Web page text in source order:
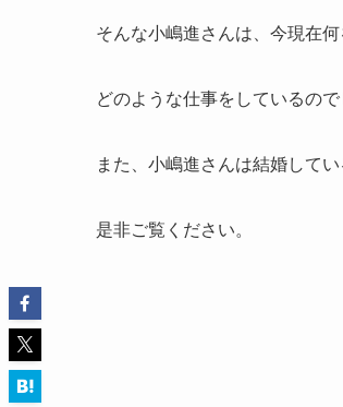
そんな小嶋進さんは、今現在
どのような仕事をしているので
また、小嶋進さんは結婚して
是非ご覧ください。